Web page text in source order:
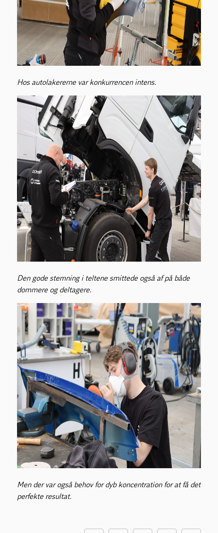
Hos autolakererne var konkurrencen intens.
Den gode stemning i teltene smittede også af på både
dommere og deltagere.
Men der var også behov for dyb koncentration for at få det
perfekte resultat.